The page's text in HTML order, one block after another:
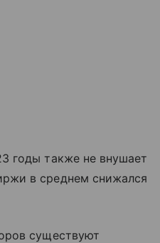
годы также не внушает
в среднем снижался
существуют